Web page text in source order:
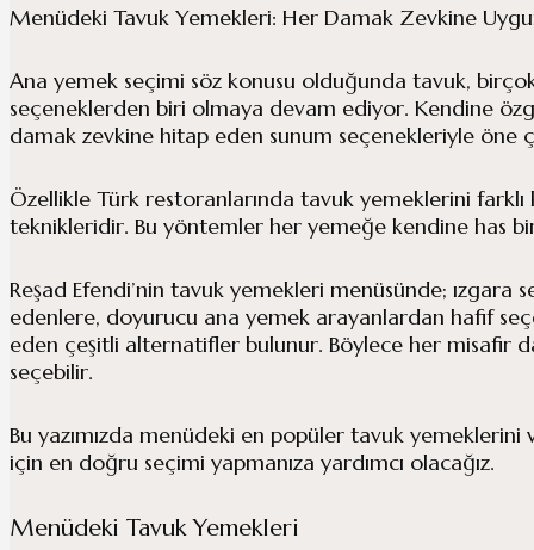
Menüdeki Tavuk Yemekleri: Her Damak Zevkine
Ana yemek seçimi söz konusu olduğunda tavuk,
seçeneklerden biri olmaya devam ediyor. Kendine
damak zevkine hitap eden sunum seçenekleriyle öne
Özellikle Türk restoranlarında tavuk yemeklerini farklı
teknikleridir. Bu yöntemler her yemeğe kendine has
Reşad Efendi’nin tavuk yemekleri menüsünde;
edenlere, doyurucu ana yemek arayanlardan hafif
eden çeşitli alternatifler bulunur. Böylece her misafir
seçebilir.
Bu yazımızda menüdeki en popüler tavuk yemeklerini
için en doğru seçimi yapmanıza yardımcı olacağız.
Menüdeki Tavuk Yemekleri